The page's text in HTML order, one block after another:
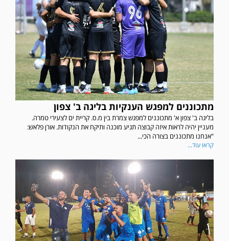
מתכוננים למפגש הענקיות בליגה ב' צפון
בליגה ב' צפון א' מתכוננים למפגש צמרת בין מ.ס. קריית ים לצעירי טמרה.
מעניין יהיה לראות איזה קבוצה תגיע מוכנה ותיקח את הנקודות. אורן פלאש:
"אנחנו מתכוננים בצורה הכי...
קראו עוד...